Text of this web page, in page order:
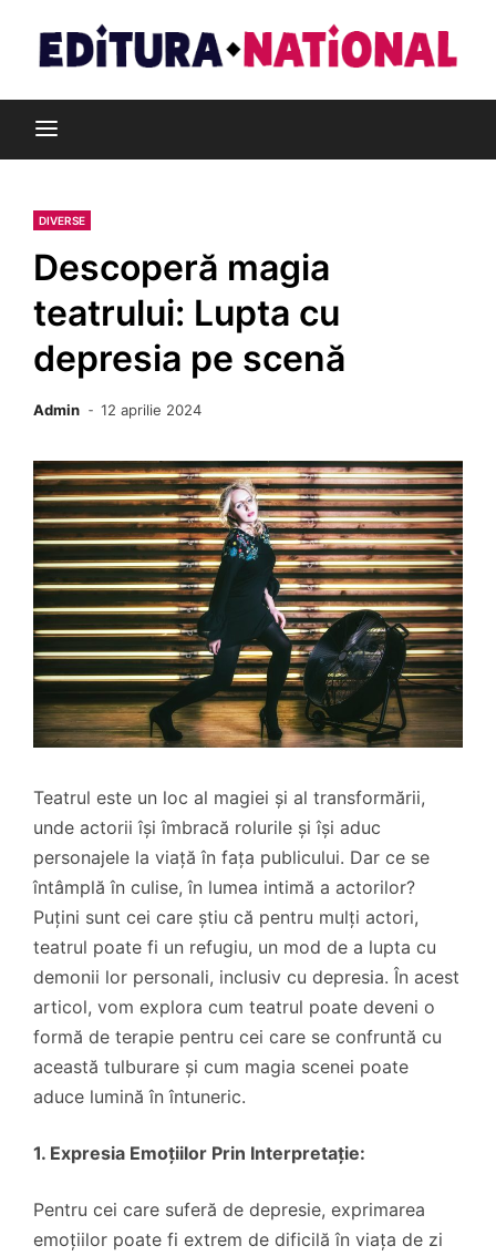
content
Editura Național
DIVERSE
Descoperă magia
teatrului: Lupta cu
depresia pe scenă
Admin 12 aprilie 2024
Teatrul este un loc al magiei și al transformării,
unde actorii își îmbracă rolurile și își aduc
personajele la viață în fața publicului. Dar ce se
întâmplă în culise, în lumea intimă a actorilor?
Puțini sunt cei care știu că pentru mulți actori,
teatrul poate fi un refugiu, un mod de a lupta cu
demonii lor personali, inclusiv cu depresia. În acest
articol, vom explora cum teatrul poate deveni o
formă de terapie pentru cei care se confruntă cu
această tulburare și cum magia scenei poate
aduce lumină în întuneric.
1. Expresia Emoțiilor Prin Interpretație:
Pentru cei care suferă de depresie, exprimarea
emoțiilor poate fi extrem de dificilă în viața de zi